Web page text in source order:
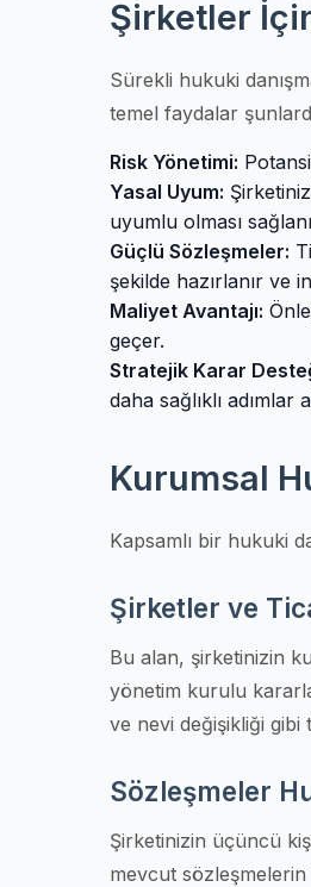
Şirketler
Sürekli hukuki
temel faydalar
Risk Yönetimi:
Yasal Uyum:
uyumlu olması
Güçlü Sözleşmeler:
şekilde hazırlanır ve
Maliyet Avantajı:
geçer.
Stratejik Karar
daha sağlıklı adımlar
Kurumsal
Kapsamlı bir hukuki
Şirketler ve
Bu alan, şirketinizin
yönetim kurulu
ve nevi değişikliği
Sözleşmeler
Şirketinizin üçüncü
mevcut sözleşmelerin